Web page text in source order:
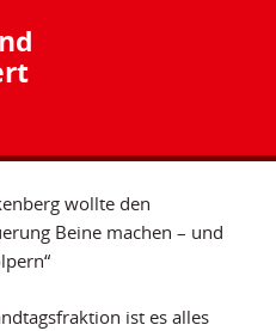
wollte den
Beine machen – und
ist es alles